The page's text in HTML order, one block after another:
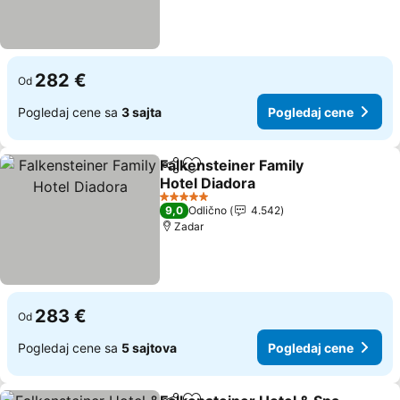
Od 282 €
Pogledaj cene sa 3 sajta Pogledaj cene
Deli Dodati u favorite
Falkensteiner Family
Hotel Diadora
5 Zvezdice
9,0 Odlično
4.542
Zadar
Od 283 €
Pogledaj cene sa 5 sajtova Pogledaj cene